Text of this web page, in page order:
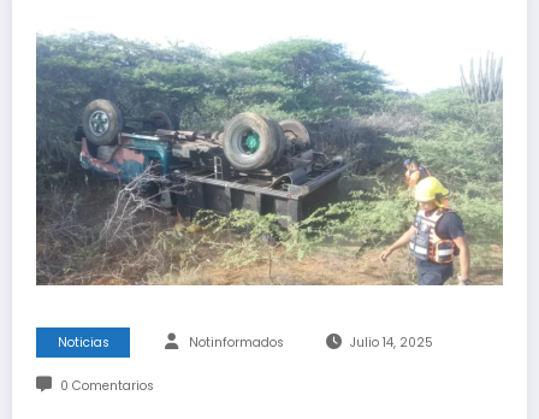
Noticias Notinformados Julio 14, 2025
0 Comentarios